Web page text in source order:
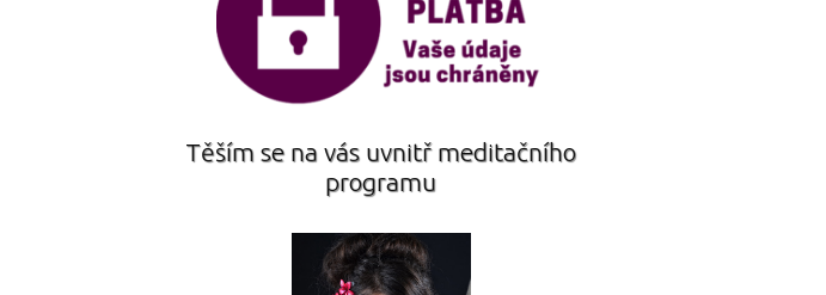
Těším se na vás uvnitř meditačního
programu